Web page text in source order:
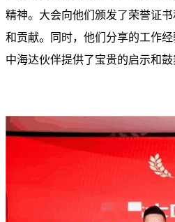
精神。大会向他们颁发了荣誉证
和贡献。同时，他们分享的工作
中海达伙伴提供了宝贵的启示和鼓